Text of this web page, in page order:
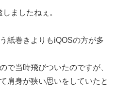
ましたねぇ。
紙巻きよりもiQOSの方が多
で当時飛びついたのですが、
肩身が狭い思いをしていたと